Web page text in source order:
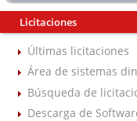
Licitaciones
Últimas licitaciones
Área de sistemas
Búsqueda de
Descarga de